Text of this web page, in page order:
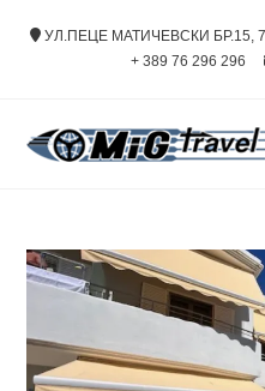
УЛ.ПЕЦЕ МАТИЧЕВСКИ БР.15,
+ 389 76 296 296